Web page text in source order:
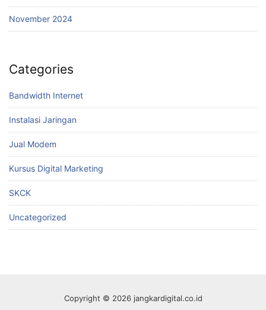
November 2024
Categories
Bandwidth Internet
Instalasi Jaringan
Jual Modem
Kursus Digital Marketing
SKCK
Uncategorized
Copyright © 2026 jangkardigital.co.id